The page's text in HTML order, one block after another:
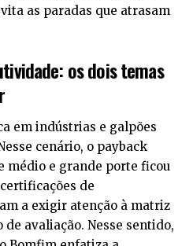
as paradas que atrasam
os dois temas
em indústrias e galpões
cenário, o payback
médio e grande porte ficou
de
a exigir atenção à matriz
avaliação. Nesse sentido,